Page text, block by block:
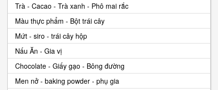
Trà - Cacao - Trà xanh - Phô mai rắc
Màu thực phẩm - Bột trái cây
Mứt - siro - trái cây hộp
Nấu Ăn - Gia vị
Chocolate - Giấy gạo - Bông đường
Men nở - baking powder - phụ gia